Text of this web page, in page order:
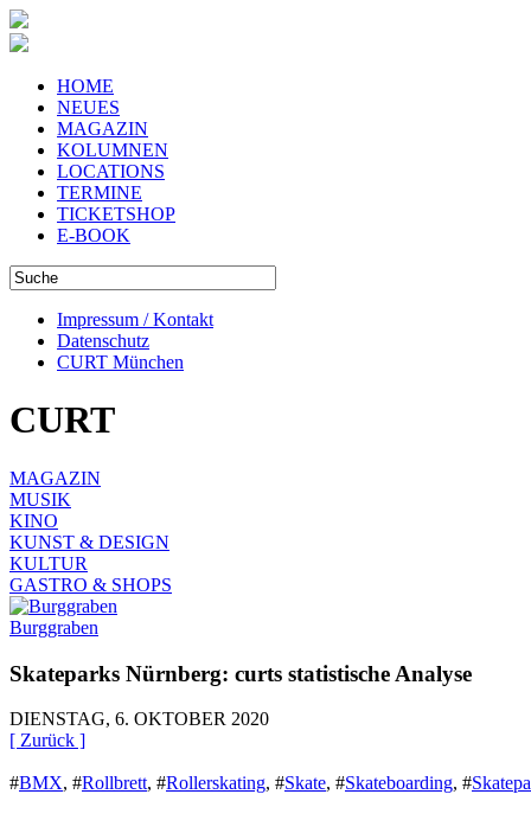
HOME
NEUES
MAGAZIN
KOLUMNEN
LOCATIONS
TERMINE
TICKETSHOP
E-BOOK
Impressum / Kontakt
Datenschutz
CURT München
CURT
MAGAZIN
MUSIK
KINO
KUNST & DESIGN
KULTUR
GASTRO & SHOPS
Burggraben
Skateparks Nürnberg: curts statistische Analyse
DIENSTAG, 6. OKTOBER 2020
[ Zurück ]
#BMX, #Rollbrett, #Rollerskating, #Skate, #Skateboarding, #